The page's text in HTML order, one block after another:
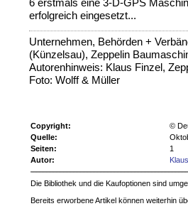
erfolgreich eingesetzt...
Unternehmen, Behörden +
(Künzelsau), Zeppelin
Autorenhinweis: Klaus Finzel,
Foto: Wolff & Müller
Copyright:
©
Quelle:
Seiten:
1
Autor:
Die Bibliothek und die Kaufoptionen sind
Bereits erworbene Artikel können weiterhin